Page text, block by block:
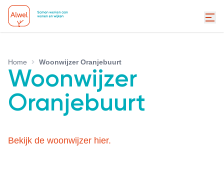
Home Woonwijzer Oranjebuurt
Woonwijzer
Oranjebuurt
Bekijk de woonwijzer hier.